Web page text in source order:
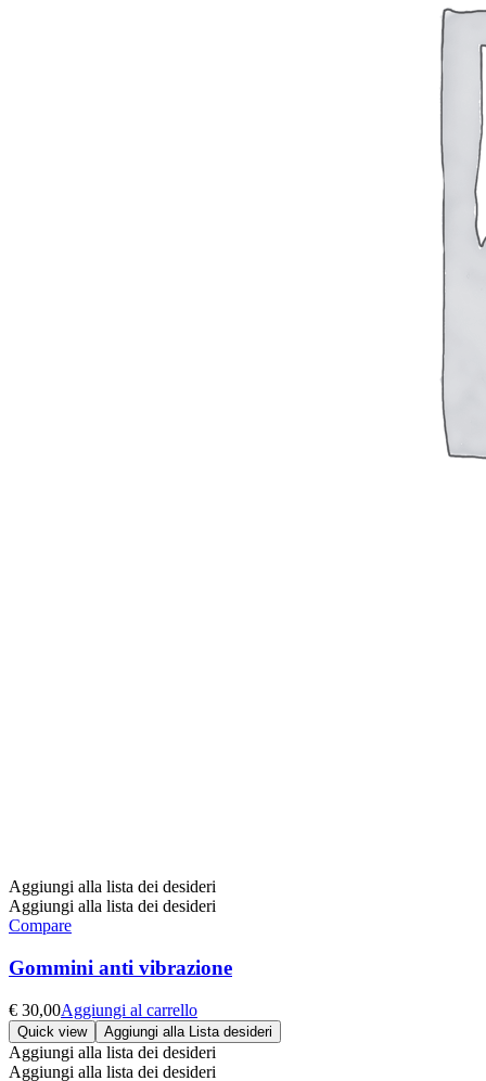
Aggiungi alla lista dei desideri
Aggiungi alla lista dei desideri
Compare
Gommini anti vibrazione
€ 30,00Aggiungi al carrello
Quick view Aggiungi alla Lista desideri
Aggiungi alla lista dei desideri
Aggiungi alla lista dei desideri